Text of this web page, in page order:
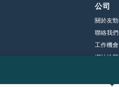
公司
關於友勁
聯絡我們
工作機會
網站地圖